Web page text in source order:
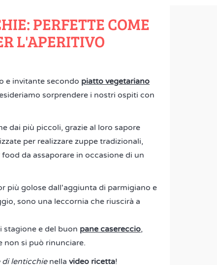
PERFETTE COME
L'APERITIVO
e invitante secondo piatto vegetariano
sorprendere i nostri ospiti con
dai più piccoli, grazie al loro sapore
per realizzare zuppe tradizionali,
da assaporare in occasione di un
più golose dall'aggiunta di parmigiano e
sono una leccornia che riuscirà a
stagione e del buon pane casereccio,
non si può rinunciare.
di lenticchie nella video ricetta!